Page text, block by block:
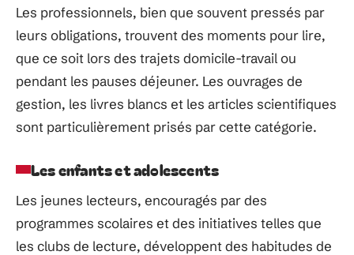
Les professionnels, bien que souvent pressés par
leurs obligations, trouvent des moments pour lire,
que ce soit lors des trajets domicile-travail ou
pendant les pauses déjeuner. Les ouvrages de
gestion, les livres blancs et les articles scientifiques
sont particulièrement prisés par cette catégorie.
Les enfants et adolescents
Les jeunes lecteurs, encouragés par des
programmes scolaires et des initiatives telles que
les clubs de lecture, développent des habitudes de